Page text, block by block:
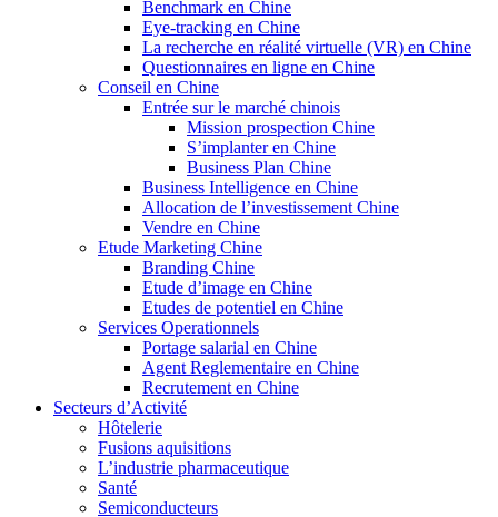
Benchmark en Chine
Eye-tracking en Chine
La recherche en réalité virtuelle (VR) en Chine
Questionnaires en ligne en Chine
Conseil en Chine
Entrée sur le marché chinois
Mission prospection Chine
S’implanter en Chine
Business Plan Chine
Business Intelligence en Chine
Allocation de l’investissement Chine
Vendre en Chine
Etude Marketing Chine
Branding Chine
Etude d’image en Chine
Etudes de potentiel en Chine
Services Operationnels
Portage salarial en Chine
Agent Reglementaire en Chine
Recrutement en Chine
Secteurs d’Activité
Hôtelerie
Fusions aquisitions
L’industrie pharmaceutique
Santé
Semiconducteurs